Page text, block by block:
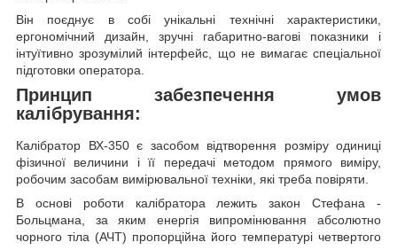
Він поєднує в собі унікальні технічні характеристики,
ергономічний дизайн, зручні габаритно-вагові показники і
інтуїтивно зрозумілий інтерфейс, що не вимагає спеціальної
підготовки оператора.
Принцип забезпечення умов
калібрування:
Калібратор ВХ-350 є засобом відтворення розміру одиниці
фізичної величини і її передачі методом прямого виміру,
робочим засобам вимірювальної техніки, які треба повіряти.
В основі роботи калібратора лежить закон Стефана -
Больцмана, за яким енергія випромінювання абсолютно
чорного тіла (АЧТ) пропорційна його температурі четвертого